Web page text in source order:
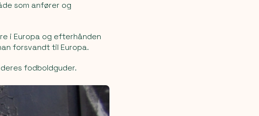
som anfører og
i Europa og efterhånden
forsvandt til Europa.
fodboldguder.